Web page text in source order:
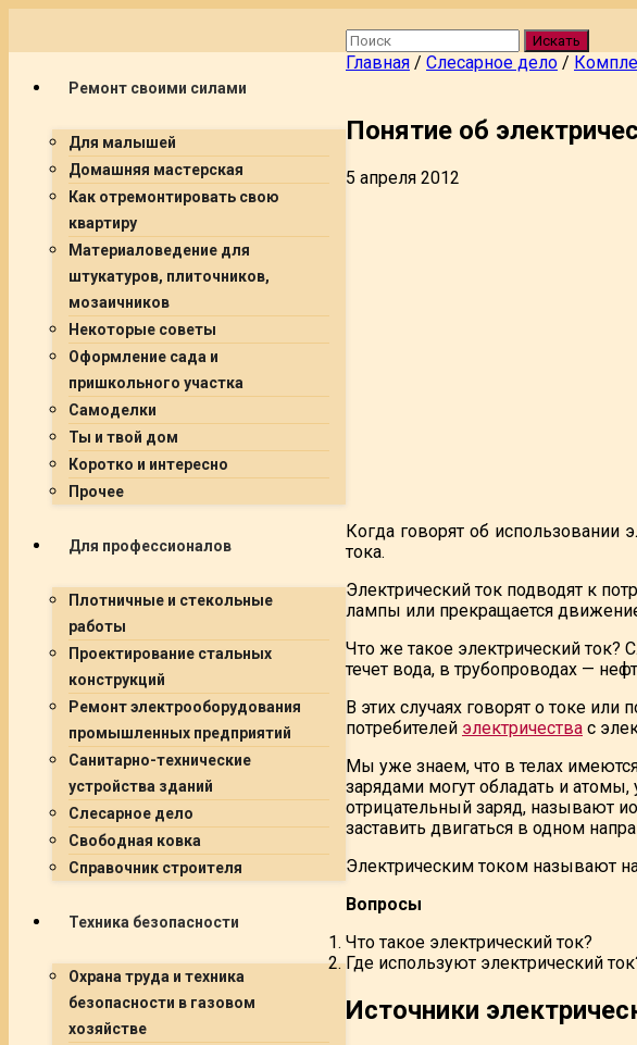
Ремонт своими силами
Для малышей
Домашняя мастерская
Как отремонтировать свою
квартиру
Материаловедение для
штукатуров, плиточников,
мозаичников
Некоторые советы
Оформление сада и
пришкольного участка
Самоделки
Ты и твой дом
Коротко и интересно
Прочее
Для профессионалов
Плотничные и стекольные
работы
Проектирование стальных
конструкций
Ремонт электрооборудования
промышленных предприятий
Санитарно-технические
устройства зданий
Слесарное дело
Свободная ковка
Справочник строителя
Техника безопасности
Охрана труда и техника
безопасности в газовом
хозяйстве
Искать
Главная / Слесарное дело /
Понятие об
5 апреля 2012
Когда говорят об использовании
тока.
Электрический ток подводят к
лампы или прекращается
Что же такое электрический ток?
течет вода, в трубопроводах —
В этих случаях говорят о токе
потребителей электричества с
Мы уже знаем, что в телах
зарядами могут обладать и
отрицательный заряд, называют
заставить двигаться в одном
Электрическим током называют
Вопросы
Что такое электрический ток?
Где используют электрический
Источники